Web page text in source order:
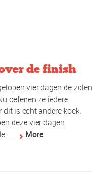
de finish
vier dagen de zolen
oefenen ze iedere
is echt andere koek.
deze vier dagen
...
More